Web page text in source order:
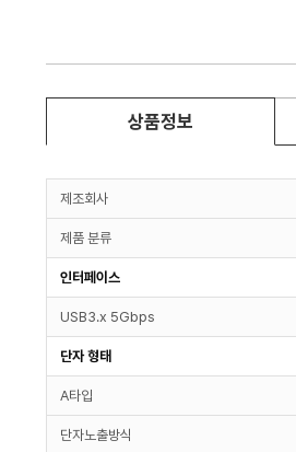
상품정보
제조회사
제품 분류
인터페이스
USB3.x 5Gbps
단자 형태
A타입
단자노출방식